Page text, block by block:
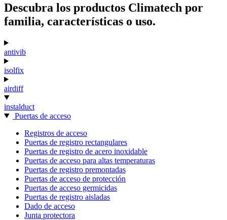
ES
Descubra los productos Climatech por
familia, características o uso.
antivib
isolfix
airdiff
instalduct
Puertas de acceso
Registros de acceso
Puertas de registro rectangulares
Puertas de registro de acero inoxidable
Puertas de acceso para altas temperaturas
Puertas de registro premontadas
Puertas de acceso de protección
Puertas de acceso germicidas
Puertas de registro aisladas
Dado de acceso
Junta protectora